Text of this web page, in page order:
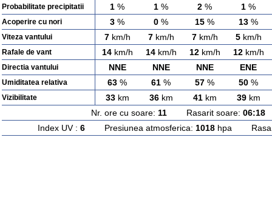
Probabilitate precipitatii 1 % 1 % 2 % 1 %
Acoperire cu nori 3 % 0 % 15 % 13 %
Viteza vantului 7km/h 7km/h 7km/h 5km/h
Rafale de vant 14km/h 14km/h 12km/h 12km/h
Directia vantului NNE NNE NNE ENE
Umiditatea relativa 63 % 61 % 57 % 50 %
Vizibilitate 33km 36km 41km 39km
Nr. ore cu soare: 11 Rasarit soare: 06:18
Index UV : 6Presiunea atmosferica: 1018hpa